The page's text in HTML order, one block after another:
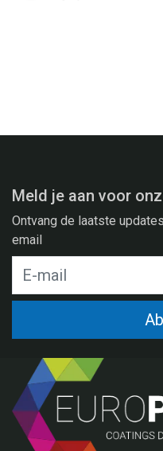
Meld je aan voor
Ontvang de laatste
email